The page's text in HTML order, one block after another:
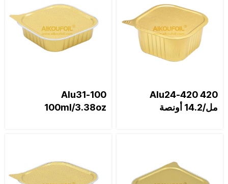
Alu24-420 420
مل/14.2 أونصة
Alu31-100
100ml/3.38oz